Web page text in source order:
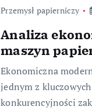
Przemysł papierniczy
Analiza
maszyn
Ekonomiczna
jednym z
konkurencyjności